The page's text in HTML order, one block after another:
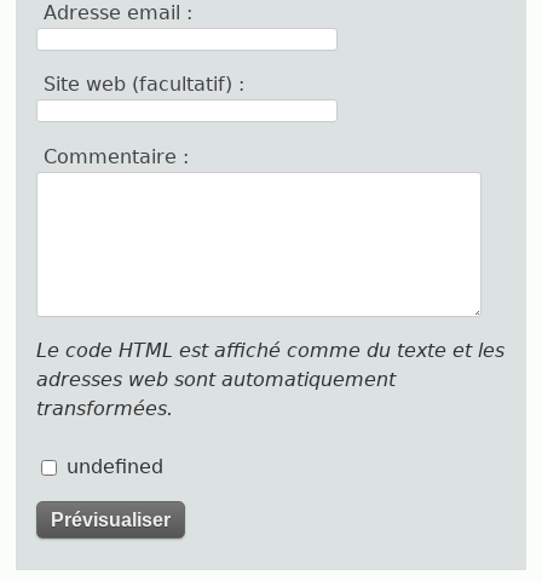
Adresse email :
Site web (facultatif) :
Commentaire :
Le code HTML est affiché comme du texte et les
adresses web sont automatiquement
transformées.
undefined